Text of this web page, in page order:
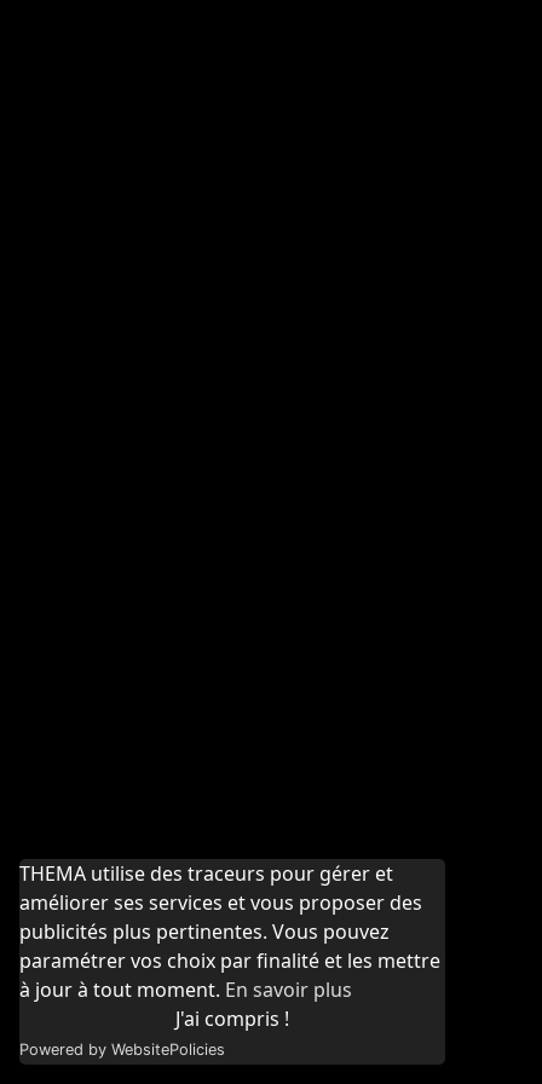
THEMA utilise des traceurs pour gérer et
améliorer ses services et vous proposer des
publicités plus pertinentes. Vous pouvez
paramétrer vos choix par finalité et les mettre
à jour à tout moment. En savoir plus
J'ai compris !
Powered by WebsitePolicies